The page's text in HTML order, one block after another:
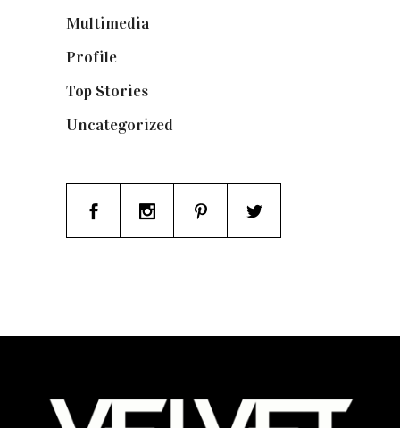
Multimedia
Profile
Top Stories
Uncategorized